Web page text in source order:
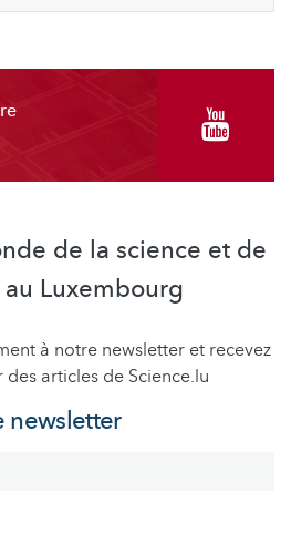
de la science et de
Luxembourg
à notre newsletter et recevez
articles de Science.lu
newsletter